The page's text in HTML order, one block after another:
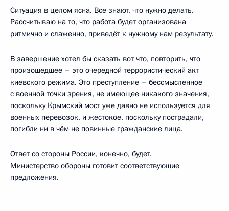
Ситуация в целом ясна. Все знают, что нужно делать.
Рассчитываю на то, что работа будет организована
ритмично и слаженно, приведёт к нужному нам результату.
В завершение хотел бы сказать вот что, повторить, что
произошедшее – это очередной террористический акт
киевского режима. Это преступление – бессмысленное
с военной точки зрения, не имеющее никакого значения,
поскольку Крымский мост уже давно не используется для
военных перевозок, и жестокое, поскольку пострадали,
погибли ни в чём не повинные гражданские лица.
Ответ со стороны России, конечно, будет.
Министерство обороны готовит соответствующие
предложения.